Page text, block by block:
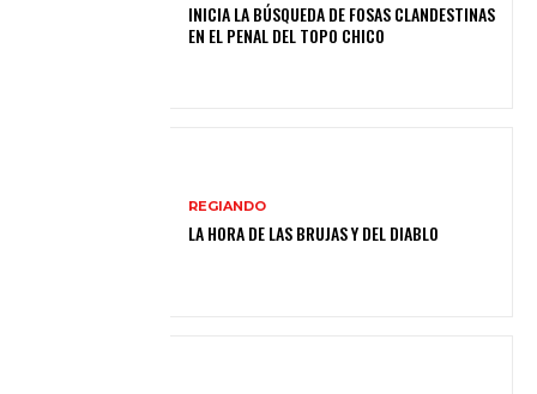
INICIA LA BÚSQUEDA DE FOSAS CLANDESTINAS
EN EL PENAL DEL TOPO CHICO
REGIANDO
LA HORA DE LAS BRUJAS Y DEL DIABLO